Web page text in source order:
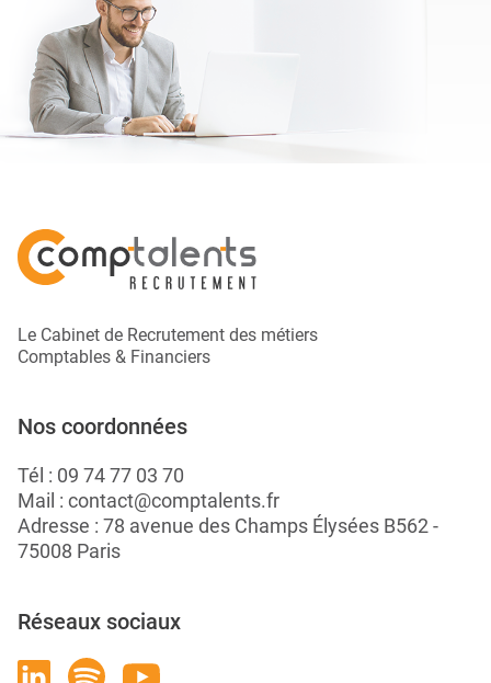
Le Cabinet de Recrutement des métiers
Comptables & Financiers
Nos coordonnées
Tél : 09 74 77 03 70
Mail : contact@comptalents.fr
Adresse : 78 avenue des Champs Élysées B562 -
75008 Paris
Réseaux sociaux